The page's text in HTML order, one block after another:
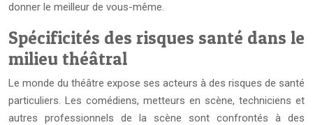
donner le meilleur de vous-même.
Spécificités des risques santé dans le
milieu théâtral
Le monde du théâtre expose ses acteurs à des risques de santé
particuliers. Les comédiens, metteurs en scène, techniciens et
autres professionnels de la scène sont confrontés à des